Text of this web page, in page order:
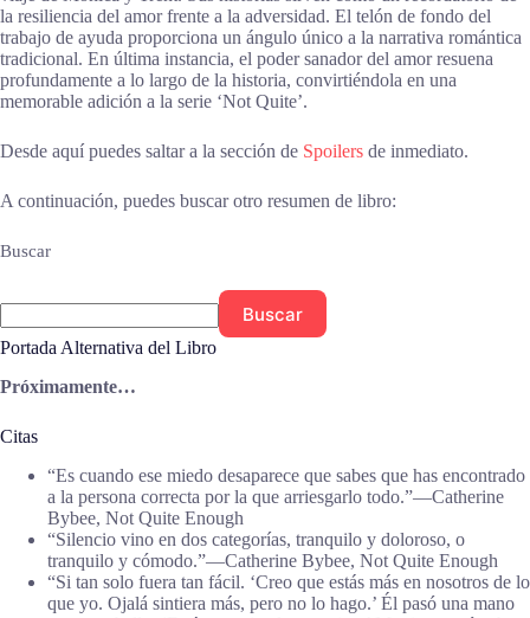
la resiliencia del amor frente a la adversidad. El telón de fondo del
trabajo de ayuda proporciona un ángulo único a la narrativa romántica
tradicional. En última instancia, el poder sanador del amor resuena
profundamente a lo largo de la historia, convirtiéndola en una
memorable adición a la serie ‘Not Quite’.
Desde aquí puedes saltar a la sección de Spoilers de inmediato.
A continuación, puedes buscar otro resumen de libro:
Buscar
Buscar
Portada Alternativa del Libro
Próximamente…
Citas
“Es cuando ese miedo desaparece que sabes que has encontrado
a la persona correcta por la que arriesgarlo todo.”―Catherine
Bybee, Not Quite Enough
“Silencio vino en dos categorías, tranquilo y doloroso, o
tranquilo y cómodo.”―Catherine Bybee, Not Quite Enough
“Si tan solo fuera tan fácil. ‘Creo que estás más en nosotros de lo
que yo. Ojalá sintiera más, pero no lo hago.’ Él pasó una mano